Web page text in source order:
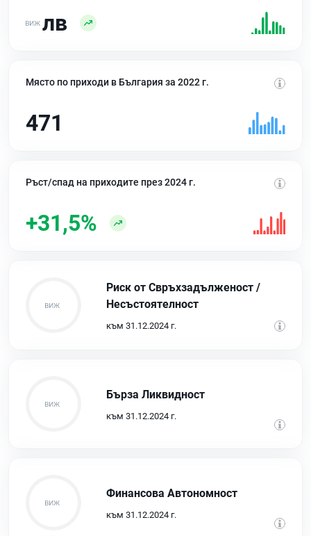
лв
Място по приходи в България за 2022 г.
471
Ръст/спад на приходите през 2024 г.
+31,5%
Риск от Свръхзадълженост /
Несъстоятелност
към 31.12.2024 г.
Бърза Ликвидност
към 31.12.2024 г.
Финансова Автономност
към 31.12.2024 г.